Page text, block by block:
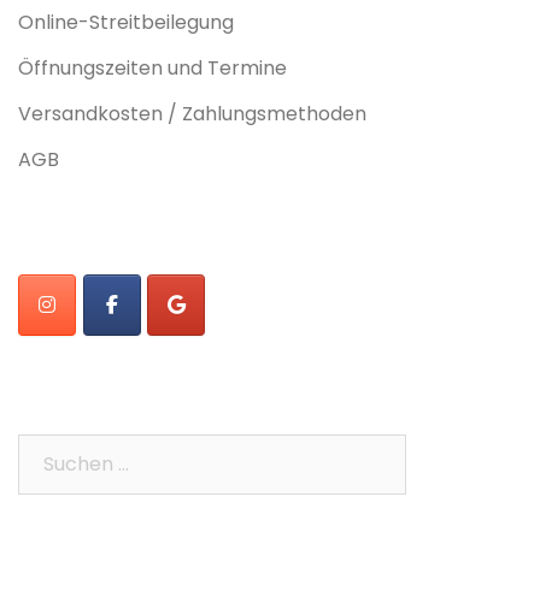
Online-Streitbeilegung
Öffnungszeiten und Termine
Versandkosten / Zahlungsmethoden
AGB
Suchen